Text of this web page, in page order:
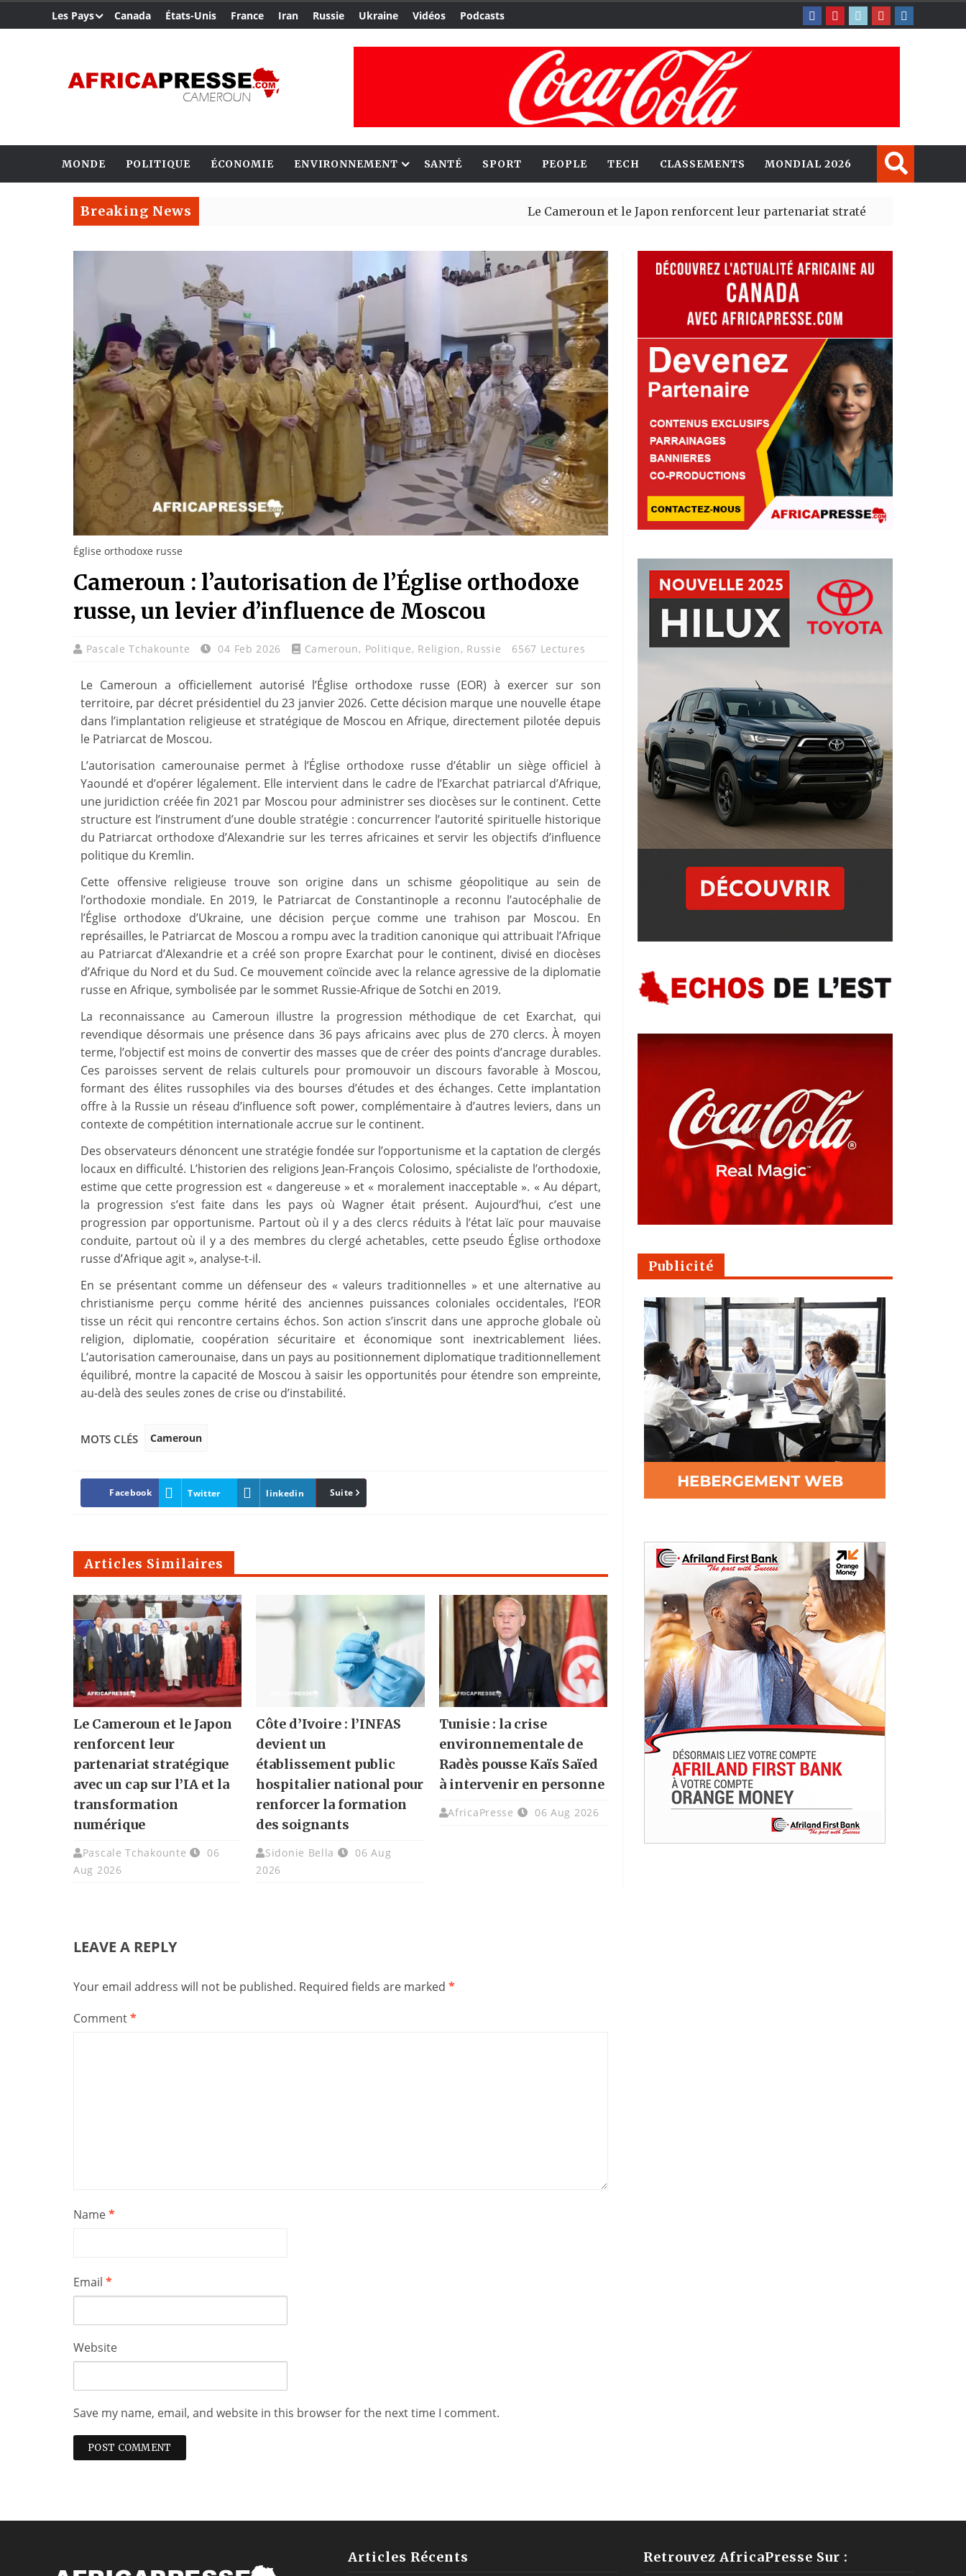
Les Pays Canada États-Unis France Iran Russie Ukraine Vidéos Podcasts
MONDE POLITIQUE ÉCONOMIE ENVIRONNEMENT SANTÉ SPORT PEOPLE TECH CLASSEMENTS MONDIAL 2026
Breaking News Le Cameroun et le Japon renforcent leur partenariat stratégique avec un cap sur
Église orthodoxe russe
Cameroun : l’autorisation de l’Église orthodoxe
russe, un levier d’influence de Moscou
Pascale Tchakounte 04 Feb 2026 Cameroun, Politique, Religion, Russie 6567 Lectures
Le Cameroun a officiellement autorisé l’Église orthodoxe russe (EOR) à exercer sur son
territoire, par décret présidentiel du 23 janvier 2026. Cette décision marque une nouvelle étape
dans l’implantation religieuse et stratégique de Moscou en Afrique, directement pilotée depuis
le Patriarcat de Moscou.
L’autorisation camerounaise permet à l’Église orthodoxe russe d’établir un siège officiel à
Yaoundé et d’opérer légalement. Elle intervient dans le cadre de l’Exarchat patriarcal d’Afrique,
une juridiction créée fin 2021 par Moscou pour administrer ses diocèses sur le continent. Cette
structure est l’instrument d’une double stratégie : concurrencer l’autorité spirituelle historique
du Patriarcat orthodoxe d’Alexandrie sur les terres africaines et servir les objectifs d’influence
politique du Kremlin.
Cette offensive religieuse trouve son origine dans un schisme géopolitique au sein de
l’orthodoxie mondiale. En 2019, le Patriarcat de Constantinople a reconnu l’autocéphalie de
l’Église orthodoxe d’Ukraine, une décision perçue comme une trahison par Moscou. En
représailles, le Patriarcat de Moscou a rompu avec la tradition canonique qui attribuait l’Afrique
au Patriarcat d’Alexandrie et a créé son propre Exarchat pour le continent, divisé en diocèses
d’Afrique du Nord et du Sud. Ce mouvement coïncide avec la relance agressive de la diplomatie
russe en Afrique, symbolisée par le sommet Russie-Afrique de Sotchi en 2019.
La reconnaissance au Cameroun illustre la progression méthodique de cet Exarchat, qui
revendique désormais une présence dans 36 pays africains avec plus de 270 clercs. À moyen
terme, l’objectif est moins de convertir des masses que de créer des points d’ancrage durables.
Ces paroisses servent de relais culturels pour promouvoir un discours favorable à Moscou,
formant des élites russophiles via des bourses d’études et des échanges. Cette implantation
offre à la Russie un réseau d’influence soft power, complémentaire à d’autres leviers, dans un
contexte de compétition internationale accrue sur le continent.
Des observateurs dénoncent une stratégie fondée sur l’opportunisme et la captation de clergés
locaux en difficulté. L’historien des religions Jean-François Colosimo, spécialiste de l’orthodoxie,
estime que cette progression est « dangereuse » et « moralement inacceptable ». « Au départ,
la progression s’est faite dans les pays où Wagner était présent. Aujourd’hui, c’est une
progression par opportunisme. Partout où il y a des clercs réduits à l’état laïc pour mauvaise
conduite, partout où il y a des membres du clergé achetables, cette pseudo Église orthodoxe
russe d’Afrique agit », analyse-t-il.
En se présentant comme un défenseur des « valeurs traditionnelles » et une alternative au
christianisme perçu comme hérité des anciennes puissances coloniales occidentales, l’EOR
tisse un récit qui rencontre certains échos. Son action s’inscrit dans une approche globale où
religion, diplomatie, coopération sécuritaire et économique sont inextricablement liées.
L’autorisation camerounaise, dans un pays au positionnement diplomatique traditionnellement
équilibré, montre la capacité de Moscou à saisir les opportunités pour étendre son empreinte,
au-delà des seules zones de crise ou d’instabilité.
MOTS CLÉS Cameroun
Facebook Twitter linkedin Pinterest
Suite
Articles Similaires
Le Cameroun et le Japon
renforcent leur
partenariat stratégique
avec un cap sur l’IA et la
transformation
numérique
Pascale Tchakounte
06
Aug 2026
Côte d’Ivoire : l’INFAS
devient un
établissement public
hospitalier national pour
renforcer la formation
des soignants
Sidonie Bella
06 Aug
2026
Tunisie : la crise
environnementale de
Radès pousse Kaïs Saïed
à intervenir en personne
AfricaPresse 06 Aug 2026
LEAVE A REPLY
Your email address will not be published. Required fields are marked *
Comment*
Name*
Email *
Website
Save my name, email, and website in this browser for the next time I comment.
Publicité
Articles Récents Retrouvez AfricaPresse Sur :